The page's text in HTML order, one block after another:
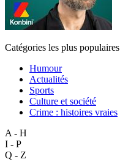
Catégories les plus populaires
Humour
Actualités
Sports
Culture et société
Crime : histoires vraies
A - H
I - P
Q - Z